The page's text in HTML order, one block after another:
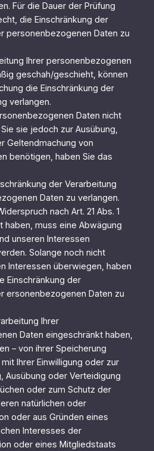
Für die Dauer der Prüfung
die Einschränkung der
personenbezogenen Daten zu
Ihrer personenbezogenen
geschah/geschieht, können
die Einschränkung der
verlangen.
Daten nicht
sie jedoch zur Ausübung,
Geltendmachung von
benötigen, haben Sie das
der Verarbeitung
Daten zu verlangen.
nach Art. 21 Abs. 1
haben, muss eine Abwägung
unseren Interessen
Solange noch nicht
Interessen überwiegen, haben
Einschränkung der
ersonenbezogenen Daten zu
Ihrer
Daten eingeschränkt haben,
– von ihrer Speicherung
Ihrer Einwilligung oder zur
Ausübung oder Verteidigung
oder zum Schutz der
natürlichen oder
oder aus Gründen eines
Interesses der
oder eines Mitgliedstaats